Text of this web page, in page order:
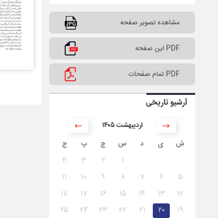
مشاهده تصویر صفحه
PDF این صفحه
PDF تمام صفحات
آرشیو تاریخی
۱۴۰۵ اردیبهشت
ش
ی د س چ پ ج
۱ ۲ ۳
۴
۵
۶ ۷ ۸ ۹ ۱۰
۱۱
۱۲
۱۳ ۱۴ ۱۵ ۱۶ ۱۷
۱۸
۱۹
۲۰ ۲۱ ۲۲ ۲۳ ۲۴ ۲۵